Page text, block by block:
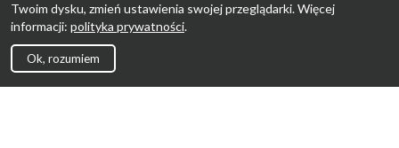
Twoim dysku, zmień ustawienia swojej przeglądarki. Więcej
informacji: polityka prywatności.
Ok, rozumiem